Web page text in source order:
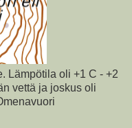
Lämpötila oli +1 C - +2
vettä ja joskus oli